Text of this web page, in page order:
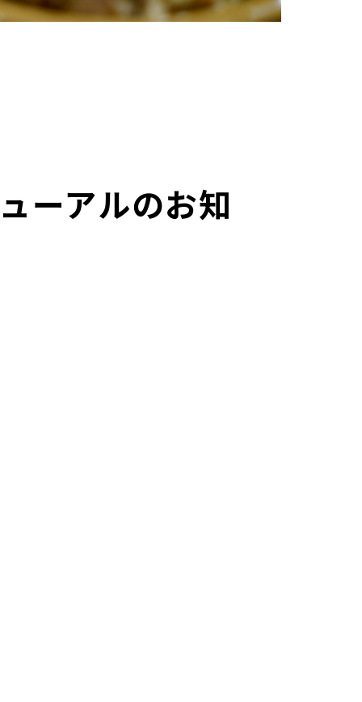
ーアルのお知